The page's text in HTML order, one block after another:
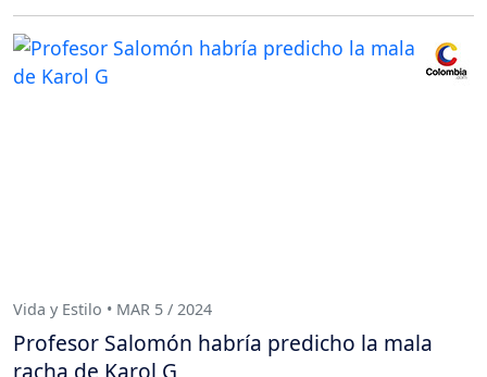
Vida y Estilo • MAR 5 / 2024
Profesor Salomón habría predicho la mala